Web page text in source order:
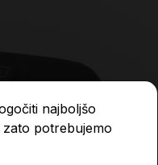
najboljšo
potrebujemo